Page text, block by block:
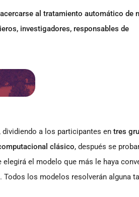
al tratamiento automático de
investigadores, responsables de
dividiendo a los participantes en tres
clásico, después se
elegirá el modelo que más le haya
los modelos resolverán alguna